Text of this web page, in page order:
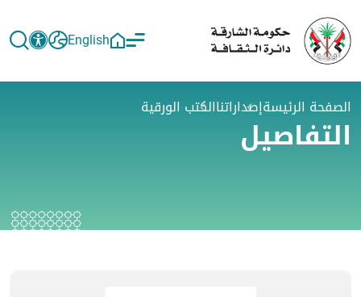
English
الصفحة الرئيسةإصداراتناالكتب الورقية
التفاصيل